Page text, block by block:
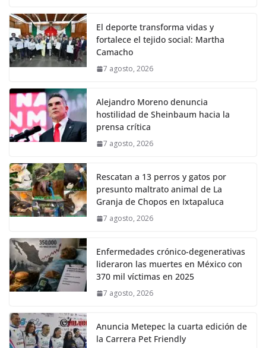
El deporte transforma vidas y
fortalece el tejido social: Martha
Camacho
7 agosto, 2026
Alejandro Moreno denuncia
hostilidad de Sheinbaum hacia la
prensa crítica
7 agosto, 2026
Rescatan a 13 perros y gatos por
presunto maltrato animal de La
Granja de Chopos en Ixtapaluca
7 agosto, 2026
Enfermedades crónico-degenerativas
lideraron las muertes en México con
370 mil víctimas en 2025
7 agosto, 2026
Anuncia Metepec la cuarta edición de
la Carrera Pet Friendly